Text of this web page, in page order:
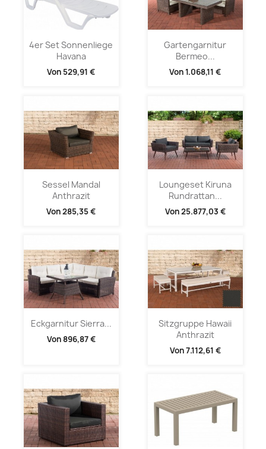
4er Set Sonnenliege
Havana
Von 529,91 €
Gartengarnitur
Bermeo...
Von1.068,11 €
Sessel Mandal
Anthrazit
Von285,35 €
Loungeset Kiruna
Rundrattan...
Von25.877,03 €
Eckgarnitur Sierra...
Von 896,87 €
Sitzgruppe Hawaii
Anthrazit
Von7.112,61 €